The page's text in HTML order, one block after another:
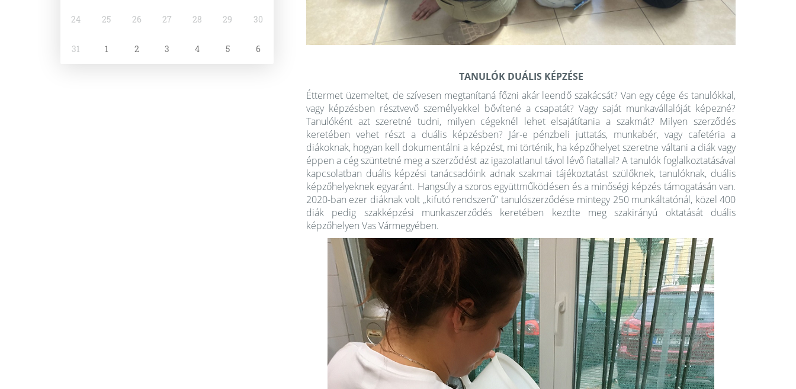
24 25 26 27 28 29 30
31 1 2 3 4 5 6
TANULÓK DUÁLIS KÉPZÉSE
Éttermet üzemeltet, de szívesen megtanítaná főzni akár leendő szakácsát? Van egy cége és tanulókkal,
vagy képzésben résztvevő személyekkel bővítené a csapatát? Vagy saját munkavállalóját képezné?
Tanulóként azt szeretné tudni, milyen cégeknél lehet elsajátítania a szakmát? Milyen szerződés
keretében vehet részt a duális képzésben? Jár-e pénzbeli juttatás, munkabér, vagy cafetéria a
diákoknak, hogyan kell dokumentálni a képzést, mi történik, ha képzőhelyet szeretne váltani a diák vagy
éppen a cég szüntetné meg a szerződést az igazolatlanul távol lévő fiatallal? A tanulók foglalkoztatásával
kapcsolatban duális képzési tanácsadóink adnak szakmai tájékoztatást szülőknek, tanulóknak, duális
képzőhelyeknek egyaránt. Hangsúly a szoros együttműködésen és a minőségi képzés támogatásán van.
2020-ban ezer diáknak volt „kifutó rendszerű” tanulószerződése mintegy 250 munkáltatónál, közel 400
diák pedig szakképzési munkaszerződés keretében kezdte meg szakirányú oktatását duális
képzőhelyen Vas Vármegyében.